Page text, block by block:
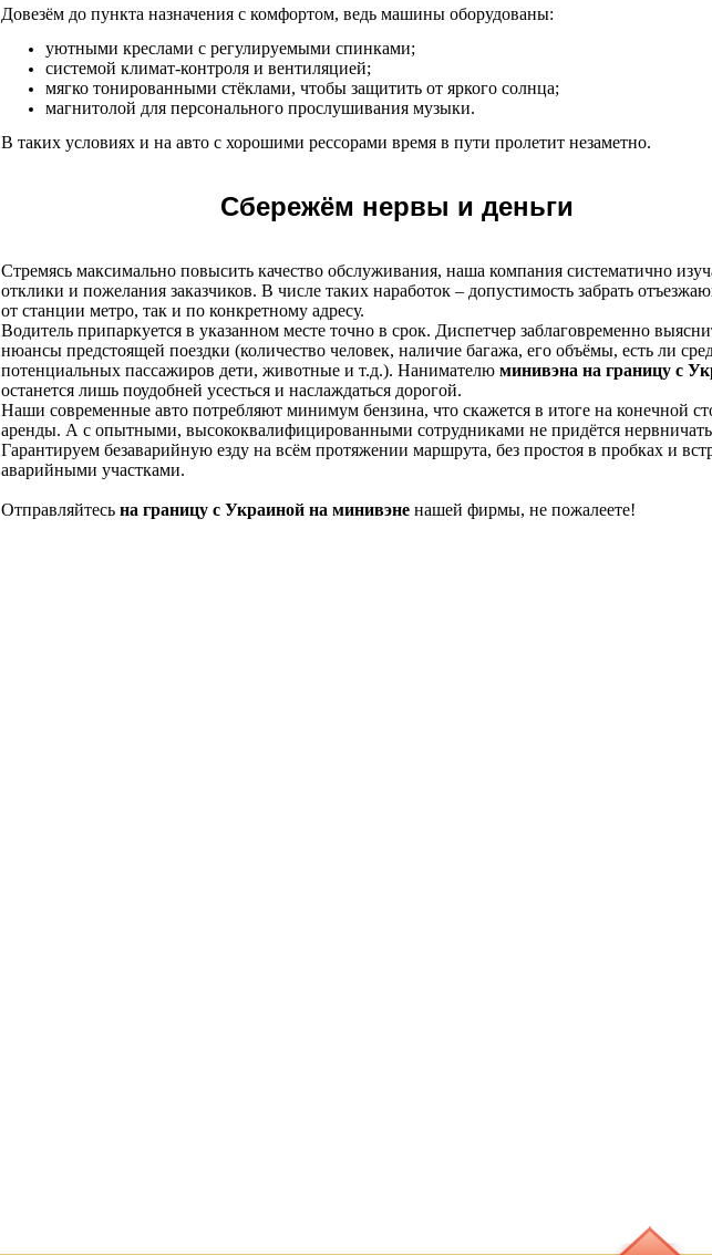
Довезём до пункта назначения с комфортом, ведь машины оборудованы:
уютными креслами с регулируемыми спинками;
системой климат-контроля и вентиляцией;
мягко тонированными стёклами, чтобы защитить от яркого солнца;
магнитолой для персонального прослушивания музыки.
В таких условиях и на авто с хорошими рессорами время в пути пролетит незаметно.
Сбережём нервы и деньги
Стремясь максимально повысить качество обслуживания, наша компания систематично
отклики и пожелания заказчиков. В числе таких наработок – допустимость забрать
от станции метро, так и по конкретному адресу.
Водитель припаркуется в указанном месте точно в срок. Диспетчер заблаговременно
нюансы предстоящей поездки (количество человек, наличие багажа, его объёмы, есть ли
потенциальных пассажиров дети, животные и т.д.). Нанимателю минивэна на границу с
останется лишь поудобней усесться и наслаждаться дорогой.
Наши современные авто потребляют минимум бензина, что скажется в итоге на конечной
аренды. А с опытными, высококвалифицированными сотрудниками не придётся
Гарантируем безаварийную езду на всём протяжении маршрута, без простоя в пробках и
аварийными участками.
Отправляйтесь на границу с Украиной на минивэне нашей фирмы, не пожалеете!